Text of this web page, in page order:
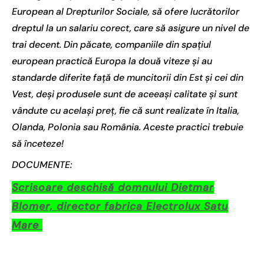
European al Drepturilor Sociale, să ofere lucrătorilor
dreptul la un salariu corect, care să asigure un nivel de
trai decent. Din păcate, companiile din spațiul
european practică Europa la două viteze și au
standarde diferite față de muncitorii din Est și cei din
Vest, deși produsele sunt de aceeași calitate și sunt
vândute cu același preț, fie că sunt realizate în Italia,
Olanda, Polonia sau România. Aceste practici trebuie
să înceteze!
DOCUMENTE:
Scrisoare deschisă domnului Dietmar
Blomer, director fabrica Electrolux Satu
Mare